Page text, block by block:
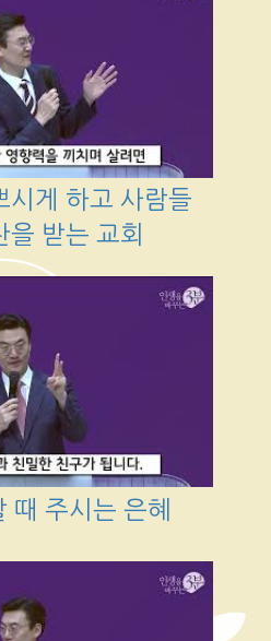
시게 하고 사람들
을 받는 교회
때 주시는 은혜